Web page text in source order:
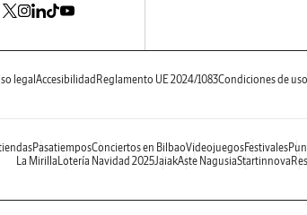
legal Accesibilidad Reglamento UE 2024/1083Condiciones de uso
PasatiemposConciertos en BilbaoVideojuegosFestivales
La Mirilla Lotería Navidad 2025JaiakAste NagusiaStartinnova